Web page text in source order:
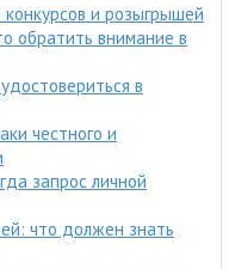
и розыгрышей
обратить внимание в
в
честного и
запрос личной
что должен знать